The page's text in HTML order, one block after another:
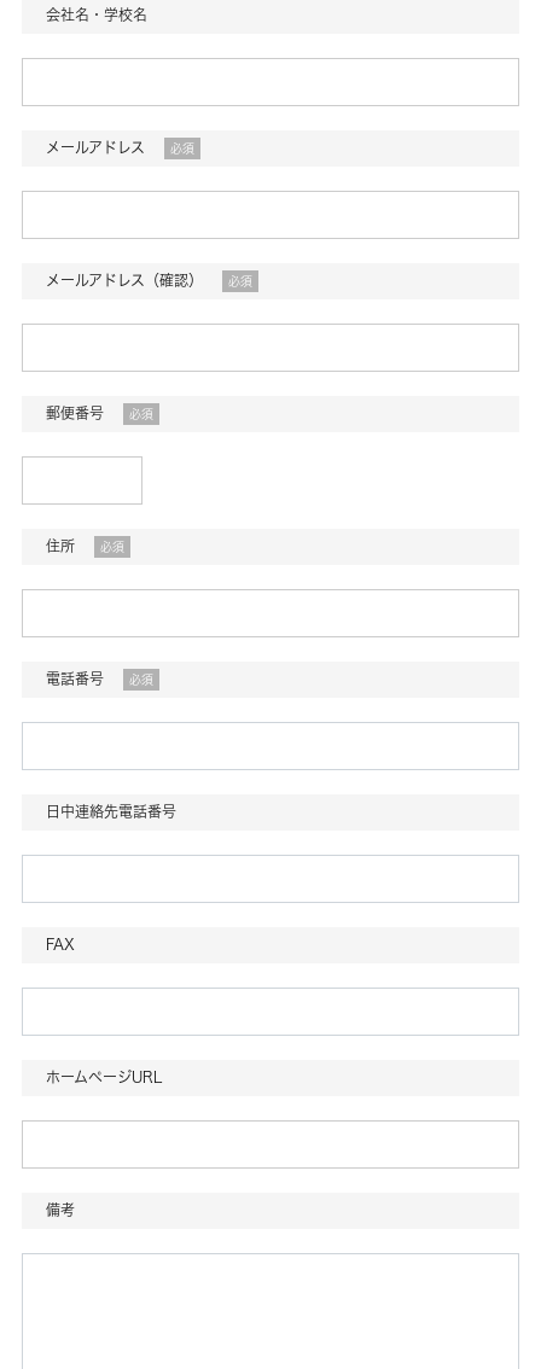
会社名・学校名
メールアドレス 必須
メールアドレス（確認） 必須
郵便番号 必須
住所 必須
電話番号 必須
日中連絡先電話番号
FAX
ホームページURL
備考